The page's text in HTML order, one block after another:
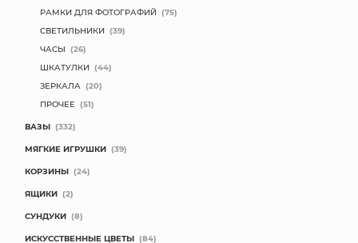
РАМКИ ДЛЯ ФОТОГРАФИЙ (75)
СВЕТИЛЬНИКИ (39)
ЧАСЫ (26)
ШКАТУЛКИ (44)
ЗЕРКАЛА (20)
ПРОЧЕЕ (51)
ВАЗЫ (332)
МЯГКИЕ ИГРУШКИ (39)
КОРЗИНЫ (24)
ЯЩИКИ (2)
СУНДУКИ (8)
ИСКУССТВЕННЫЕ ЦВЕТЫ (84)